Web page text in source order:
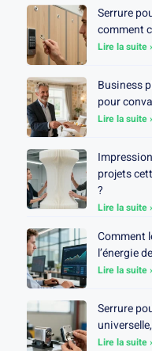
Serrure
comment
Lire la suite
Business
pour
Lire la suite
projets
?
Lire la suite
Comment
l’énergie
Lire la suite
Serrure
Lire la suite